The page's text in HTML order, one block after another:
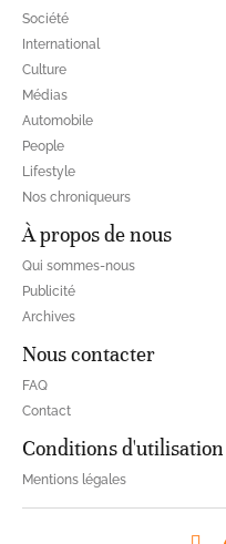
Société
International
Culture
Médias
Automobile
People
Lifestyle
Nos chroniqueurs
À propos de nous
Qui sommes-nous
Publicité
Archives
Nous contacter
FAQ
Contact
Conditions d'utilisation
Mentions légales